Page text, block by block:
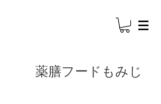
​薬膳フードもみじ